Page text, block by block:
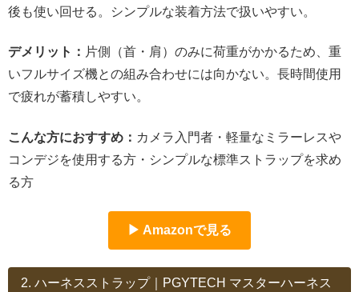
後も使い回せる。シンプルな装着方法で扱いやすい。
デメリット： 片側（首・肩）のみに荷重がかかるため、重
いフルサイズ機との組み合わせには向かない。長時間使用
で疲れが蓄積しやすい。
こんな方におすすめ： カメラ入門者・軽量なミラーレスや
コンデジを使用する方・シンプルな標準ストラップを求め
る方
▶ Amazonで見る
2. ハーネスストラップ｜PGYTECH マスターハーネス